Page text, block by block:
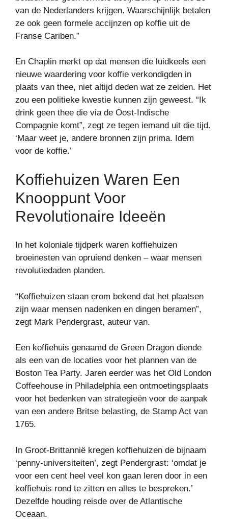
van de Nederlanders krijgen. Waarschijnlijk betalen
ze ook geen formele accijnzen op koffie uit de
Franse Cariben.”
En Chaplin merkt op dat mensen die luidkeels een
nieuwe waardering voor koffie verkondigden in
plaats van thee, niet altijd deden wat ze zeiden. Het
zou een politieke kwestie kunnen zijn geweest. “Ik
drink geen thee die via de Oost-Indische
Compagnie komt”, zegt ze tegen iemand uit die tijd.
‘Maar weet je, andere bronnen zijn prima. Idem
voor de koffie.’
Koffiehuizen Waren Een
Knooppunt Voor
Revolutionaire Ideeën
In het koloniale tijdperk waren koffiehuizen
broeinesten van opruiend denken – waar mensen
revolutiedaden planden.
“Koffiehuizen staan ​​erom bekend dat het plaatsen
zijn waar mensen nadenken en dingen beramen”,
zegt Mark Pendergrast, auteur van.
Een koffiehuis genaamd de Green Dragon diende
als een van de locaties voor het plannen van de
Boston Tea Party. Jaren eerder was het Old London
Coffeehouse in Philadelphia een ontmoetingsplaats
voor het bedenken van strategieën voor de aanpak
van een andere Britse belasting, de Stamp Act van
1765.
In Groot-Brittannië kregen koffiehuizen de bijnaam
‘penny-universiteiten’, zegt Pendergrast: ‘omdat je
voor een cent heel veel kon gaan leren door in een
koffiehuis rond te zitten en alles te bespreken.’
Dezelfde houding reisde over de Atlantische
Oceaan.